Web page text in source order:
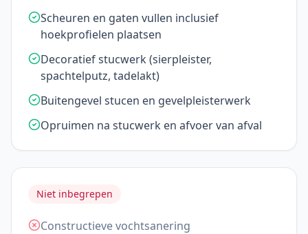
Scheuren en gaten vullen inclusief
hoekprofielen plaatsen
Decoratief stucwerk (sierpleister,
spachtelputz, tadelakt)
Buitengevel stucen en gevelpleisterwerk
Opruimen na stucwerk en afvoer van afval
Niet inbegrepen
Constructieve vochtsanering